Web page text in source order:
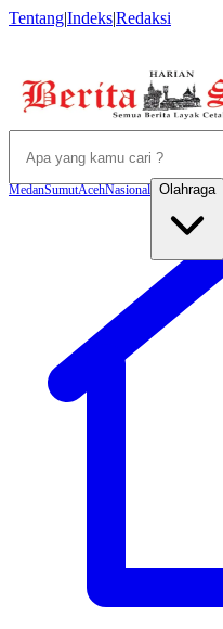
Tentang|Indeks|Redaksi
MedanSumutAcehNasional Olahraga